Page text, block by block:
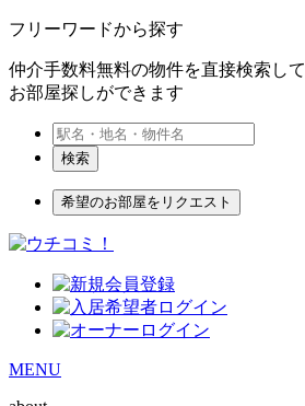
フリーワードから探す
仲介手数料無料の物件を直接検索して
お部屋探しができます
検索
希望のお部屋をリクエスト
MENU